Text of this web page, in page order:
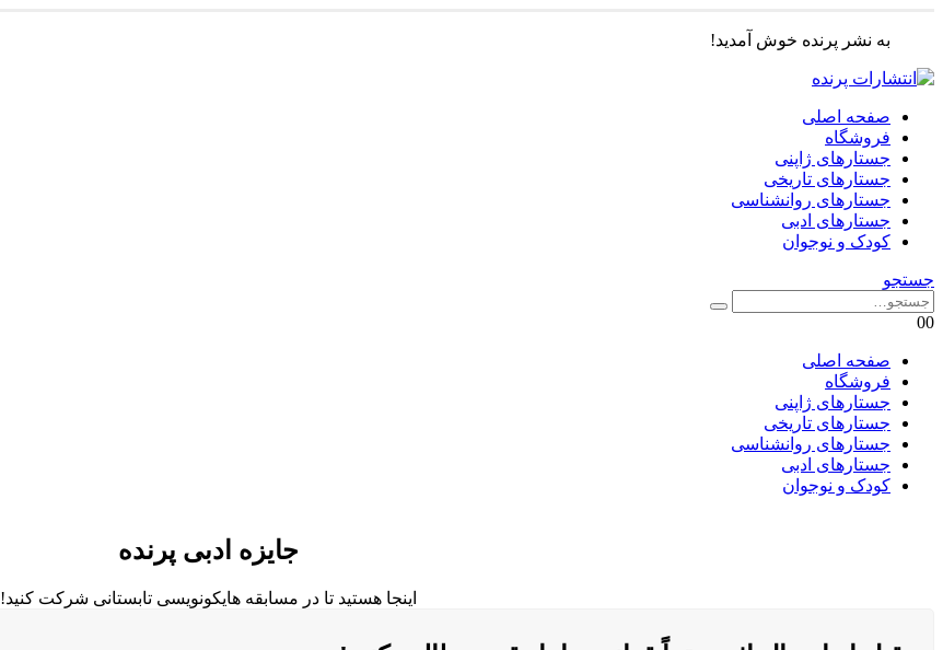
به نشر پرنده خوش آمدید!
صفحه اصلی
فروشگاه
جستارهای ژاپنی
جستارهای تاریخی
جستارهای روانشناسی
جستارهای ادبی
کودک و نوجوان
جستجو
00
صفحه اصلی
فروشگاه
جستارهای ژاپنی
جستارهای تاریخی
جستارهای روانشناسی
جستارهای ادبی
کودک و نوجوان
جایزه ادبی پرنده
اینجا هستید تا در مسابقه هایکونویسی تابستانی شرکت کنید!